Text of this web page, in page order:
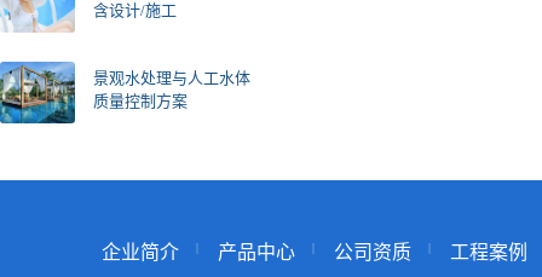
含设计/施工
景观水处理与人工水体
质量控制方案
企业简介 产品中心 公司资质 工程案例